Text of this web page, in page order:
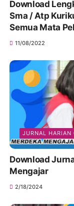
Download
Sma / Atp
Semua Mata
11/08/2022
JURNAL HARIAN
Download
Mengajar
2/18/2024